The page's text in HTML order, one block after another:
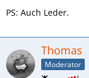
PS: Auch Leder.
Thomas
Moderator